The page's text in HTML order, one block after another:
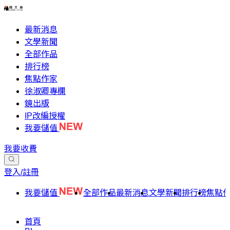
最新消息
文學新聞
全部作品
排行榜
焦點作家
徐淑卿專欄
鏡出版
IP改編授權
我要儲值
我要收費
登入/註冊
我要儲值 全部作品最新消息文學新聞排行榜焦點
首頁